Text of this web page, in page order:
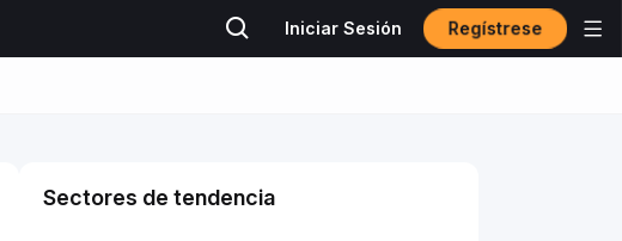
Iniciar Sesión Regístrese
Sectores de tendencia